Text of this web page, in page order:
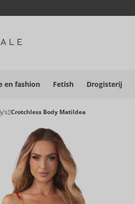
en fashion Fetish Drogisterij
Crotchless Body Matildea